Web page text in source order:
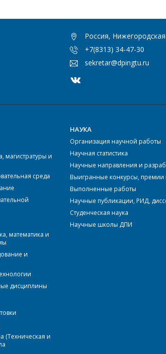
Россия,
+7(8313) 34-47-30
sekretar@dpingtu.ru
магистратуры и
среда
математика и
и
дисциплины
(Техническая и
НАУКА
Организация научной работы
Научная статистика
Научные направления и
Выигранные конкурсы, премии
Выполненные работы
Научные публикации, РИД,
Студенческая наука
Научные школы ДПИ